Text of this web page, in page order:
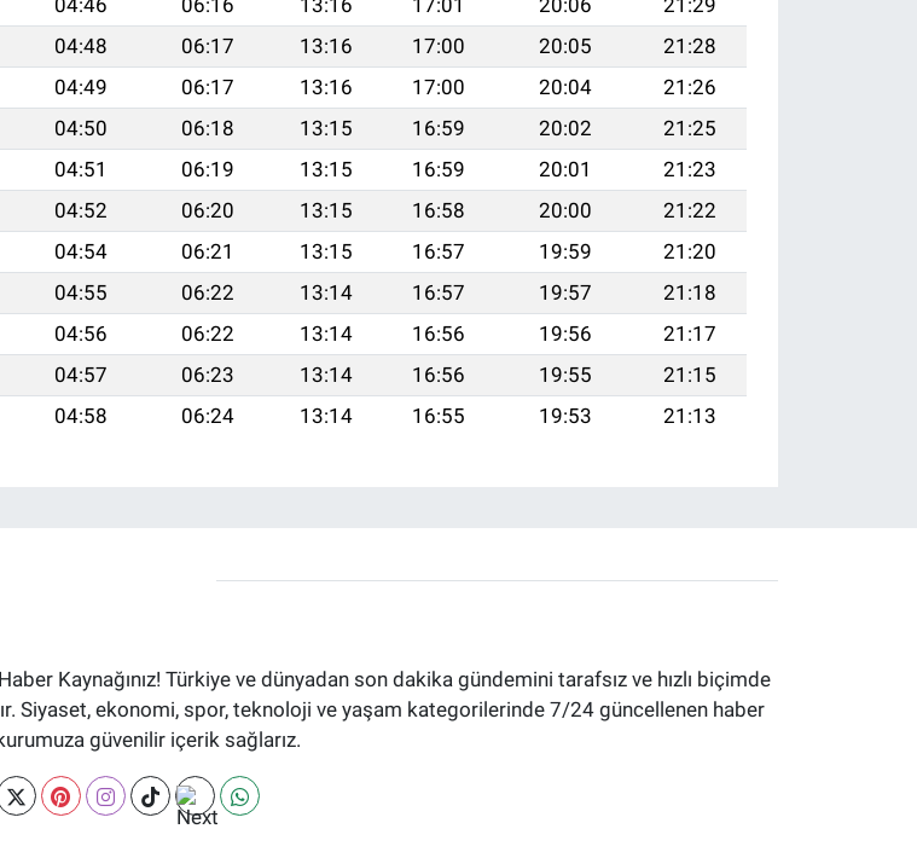
04:48 06:17 13:16 17:00 20:05
21:28
04:49 06:17 13:16 17:00 20:04
21:26
04:50 06:18 13:15 16:59 20:02
21:25
04:51 06:19 13:15 16:59 20:01
21:23
04:52 06:20 13:15 16:58 20:00
21:22
04:54 06:21 13:15 16:57 19:59
21:20
04:55 06:22 13:14 16:57 19:57
21:18
04:56 06:22 13:14 16:56 19:56
21:17
04:57 06:23 13:14 16:56 19:55
21:15
04:58 06:24 13:14 16:55 19:53 21:13
Kaynağınız! Türkiye ve dünyadan son dakika gündemini tarafsız ve hızlı biçimde
Siyaset, ekonomi, spor, teknoloji ve yaşam kategorilerinde 7/24 güncellenen haber
güvenilir içerik sağlarız.